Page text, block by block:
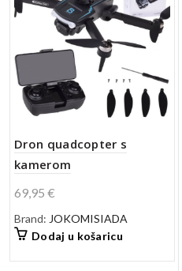
Dron quadcopter s
kamerom
69,95€
Brand:JOKOMISIADA
Dodaj u košaricu